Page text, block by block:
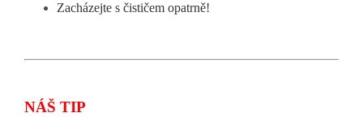
Zacházejte s čističem opatrně!
NÁŠ TIP